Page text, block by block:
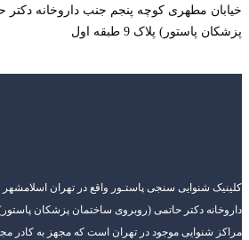
خیابان مطهری کوچه پنجم جنب داروخانه دکتر
پزشکان پاستور) پلاک 9 طبقه اول
کلینیک شنوایی سنجی پاستـور واقع در تهران
مراکز شنوایی موجود در تهران است که مجهز به کادر